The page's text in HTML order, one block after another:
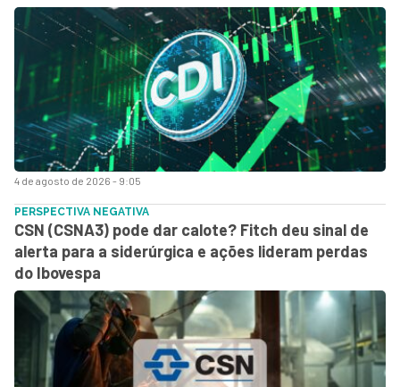
4 de agosto de 2026 - 9:05
PERSPECTIVA NEGATIVA
CSN (CSNA3) pode dar calote? Fitch deu sinal de
alerta para a siderúrgica e ações lideram perdas
do Ibovespa